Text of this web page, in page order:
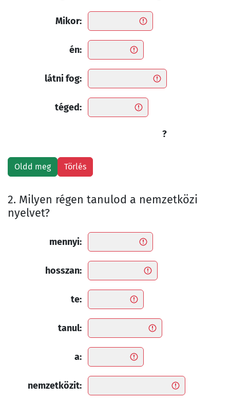
Mikor:
én:
látni fog:
téged:
?
2. Milyen régen tanulod a nemzetközi
nyelvet?
mennyi:
hosszan:
te:
tanul:
a:
nemzetközit: